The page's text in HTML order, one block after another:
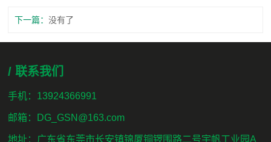
下一篇：没有了
/ 联系我们
手机：13924366991
邮箱：DG_GSN@163.com
地址：广东省东莞市长安镇锦厦铜锣围路二号宇帆工业园A